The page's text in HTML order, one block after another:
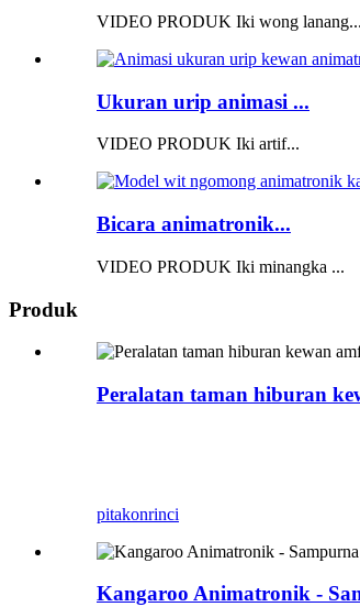
VIDEO PRODUK Iki wong lanang...
Ukuran urip animasi ...
VIDEO PRODUK Iki artif...
Bicara animatronik...
VIDEO PRODUK Iki minangka ...
Produk
Peralatan taman hiburan
pitakonrinci
Kangaroo Animatronik -